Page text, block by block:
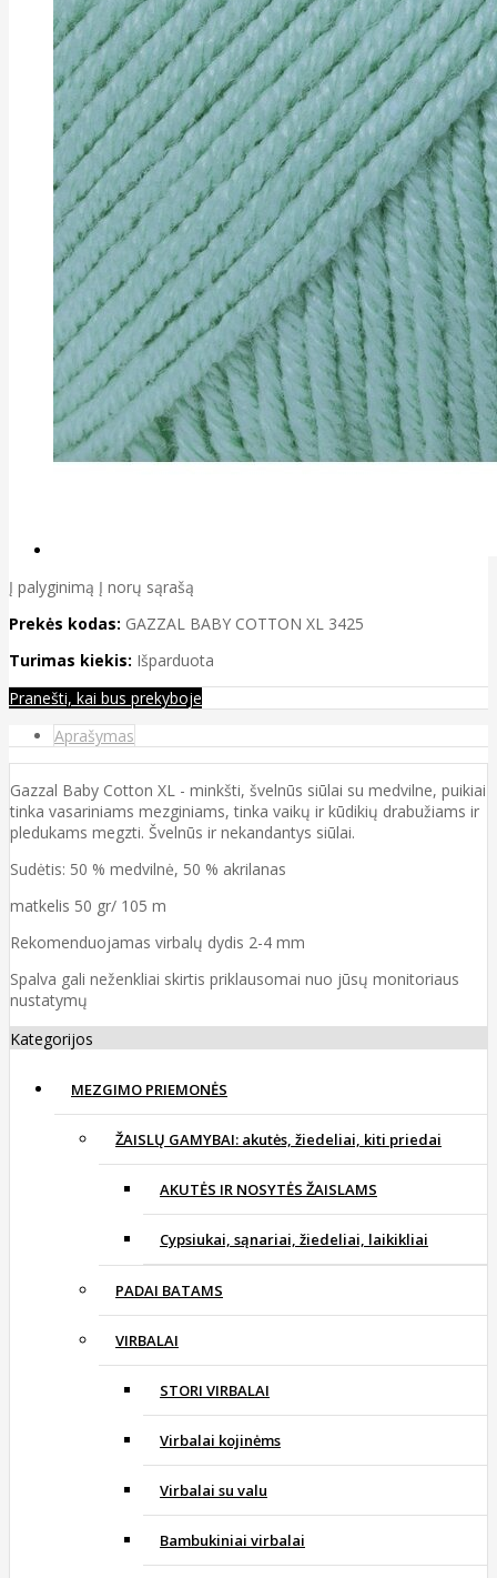
Į palyginimą Į norų sąrašą
Prekės kodas: GAZZAL BABY COTTON XL 3425
Turimas kiekis: Išparduota
Pranešti, kai bus prekyboje
Aprašymas
Gazzal Baby Cotton XL - minkšti, švelnūs siūlai su medvilne, puikiai
tinka vasariniams mezginiams, tinka vaikų ir kūdikių drabužiams ir
pledukams megzti. Švelnūs ir nekandantys siūlai.
Sudėtis: 50 % medvilnė, 50 % akrilanas
matkelis 50 gr/ 105 m
Rekomenduojamas virbalų dydis 2-4 mm
Spalva gali neženkliai skirtis priklausomai nuo jūsų monitoriaus
nustatymų
Kategorijos
MEZGIMO PRIEMONĖS
ŽAISLŲ GAMYBAI: akutės, žiedeliai, kiti priedai
AKUTĖS IR NOSYTĖS ŽAISLAMS
Cypsiukai, sąnariai, žiedeliai, laikikliai
PADAI BATAMS
VIRBALAI
STORI VIRBALAI
Virbalai kojinėms
Virbalai su valu
Bambukiniai virbalai